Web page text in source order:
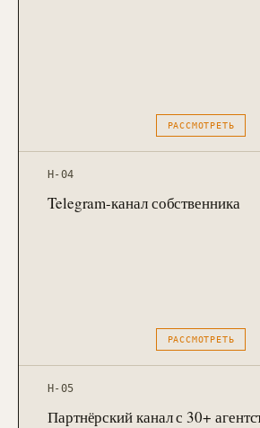
РАССМОТРЕТЬ
H-04
Telegram-канал собственника
РАССМОТРЕТЬ
H-05
Партнёрский канал с 30+